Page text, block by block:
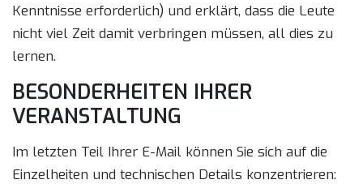
Kenntnisse erforderlich) und erklärt, dass die Leute
nicht viel Zeit damit verbringen müssen, all dies zu
lernen.
BESONDERHEITEN IHRER
VERANSTALTUNG
Im letzten Teil Ihrer E-Mail können Sie sich auf die
Einzelheiten und technischen Details konzentrieren: